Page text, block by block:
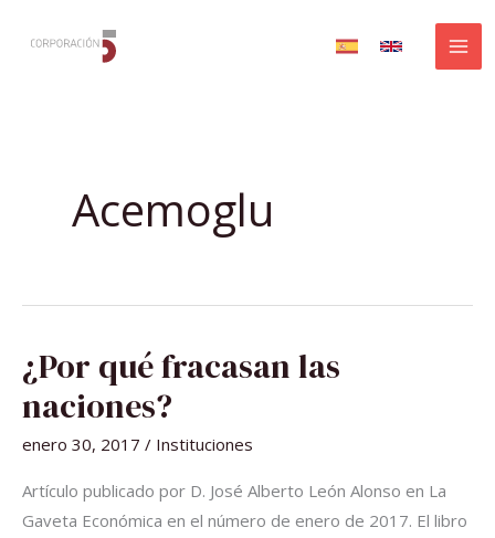
Acemoglu
¿Por qué fracasan las
naciones?
enero 30, 2017 / Instituciones
Artículo publicado por D. José Alberto León Alonso en La
Gaveta Económica en el número de enero de 2017. El libro
¿POR
QUÉ
FRACASAN
NACIONES?